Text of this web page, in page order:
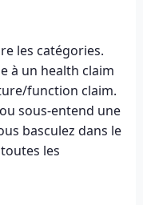
les catégories.
à un health claim
function claim.
sous-entend une
basculez dans le
les